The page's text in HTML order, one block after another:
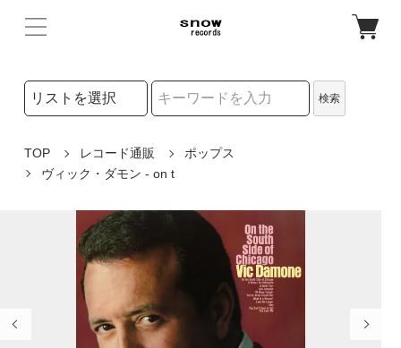
検索リストの選択
検索
TOP レコード通販
ポップス
ヴィック・ダモン - on t